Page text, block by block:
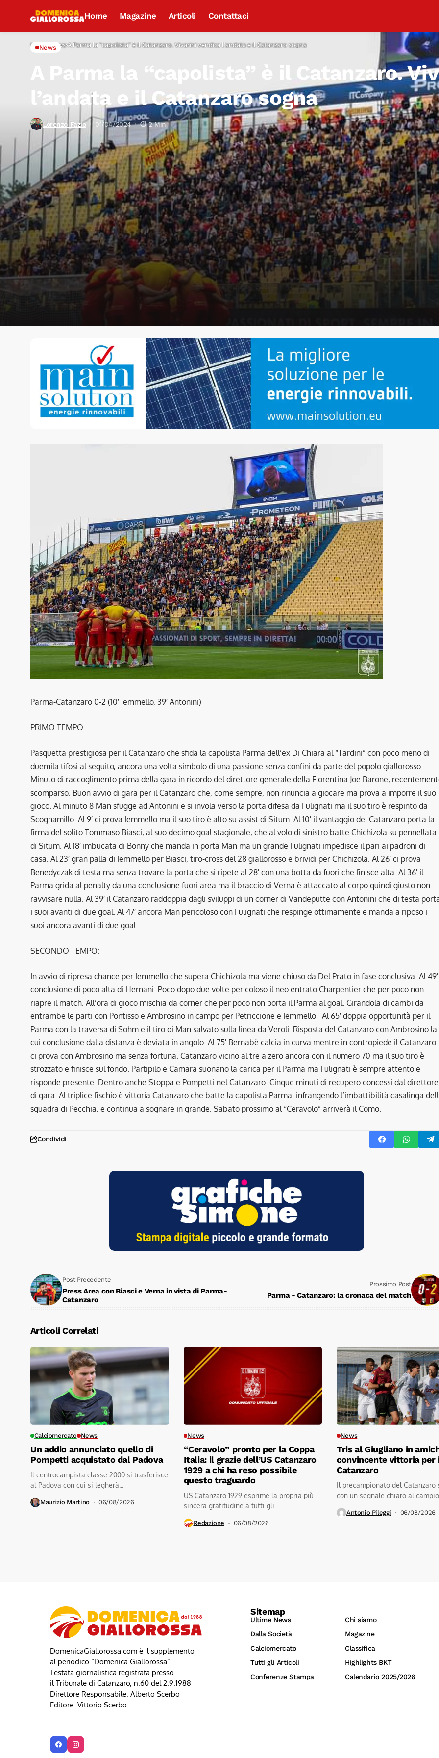
Home Magazine Articoli Contattaci
Home News A Parma la “capolista” è il Catanzaro. Vivarini vendica l’andata e il Catanzaro sogna
News
A Parma la “capolista” è il Catanzaro.
l’andata e il Catanzaro sogna
Lorenzo Fazio 01/04/2024 2 Min
Parma-Catanzaro 0-2 (10′ Iemmello, 39′ Antonini)
PRIMO TEMPO:
Pasquetta prestigiosa per il Catanzaro che sfida la capolista Parma dell’ex Di Chiara al “Tardini” con poco meno di
duemila tifosi al seguito, ancora una volta simbolo di una passione senza confini da parte del popolo giallorosso.
Minuto di raccoglimento prima della gara in ricordo del direttore generale della Fiorentina Joe Barone,
scomparso. Buon avvio di gara per il Catanzaro che, come sempre, non rinuncia a giocare ma prova a imporre il suo
gioco. Al minuto 8 Man sfugge ad Antonini e si invola verso la porta difesa da Fulignati ma il suo tiro è respinto da
Scognamillo. Al 9′ ci prova Iemmello ma il suo tiro è alto su assist di Situm. Al 10′ il vantaggio del Catanzaro porta la
firma del solito Tommaso Biasci, al suo decimo goal stagionale, che al volo di sinistro batte Chichizola su pennellata
di Situm. Al 18′ imbucata di Bonny che manda in porta Man ma un grande Fulignati impedisce il pari ai padroni di
casa. Al 23′ gran palla di Iemmello per Biasci, tiro-cross del 28 giallorosso e brividi per Chichizola. Al 26′ ci prova
Benedyczak di testa ma senza trovare la porta che si ripete al 28′ con una botta da fuori che finisce alta. Al 36′ il
Parma grida al penalty da una conclusione fuori area ma il braccio di Verna è attaccato al corpo quindi giusto non
ravvisare nulla. Al 39′ il Catanzaro raddoppia dagli sviluppi di un corner di Vandeputte con Antonini che di testa
i suoi avanti di due goal. Al 47′ ancora Man pericoloso con Fulignati che respinge ottimamente e manda a riposo i
suoi ancora avanti di due goal.
SECONDO TEMPO:
In avvio di ripresa chance per Iemmello che supera Chichizola ma viene chiuso da Del Prato in fase conclusiva. Al 49′
conclusione di poco alta di Hernani. Poco dopo due volte pericoloso il neo entrato Charpentier che per poco non
riapre il match. All’ora di gioco mischia da corner che per poco non porta il Parma al goal. Girandola di cambi da
entrambe le parti con Pontisso e Ambrosino in campo per Petriccione e Iemmello. Al 65′ doppia opportunità per il
Parma con la traversa di Sohm e il tiro di Man salvato sulla linea da Veroli. Risposta del Catanzaro con Ambrosino la
cui conclusione dalla distanza è deviata in angolo. Al 75′ Bernabè calcia in curva mentre in contropiede il Catanzaro
ci prova con Ambrosino ma senza fortuna. Catanzaro vicino al tre a zero ancora con il numero 70 ma il suo tiro è
strozzato e finisce sul fondo. Partipilo e Camara suonano la carica per il Parma ma Fulignati è sempre attento e
risponde presente. Dentro anche Stoppa e Pompetti nel Catanzaro. Cinque minuti di recupero concessi dal direttore
di gara. Al triplice fischio è vittoria Catanzaro che batte la capolista Parma, infrangendo l’imbattibilità casalinga
squadra di Pecchia, e continua a sognare in grande. Sabato prossimo al “Ceravolo” arriverà il Como.
Condividi
Post Precedente
Press Area con Biasci e Verna in vista di Parma-
Catanzaro
Prossimo Post
Parma - Catanzaro: la cronaca del match
Articoli Correlati
Calciomercato News
Un addio annunciato quello di
Pompetti acquistato dal Padova
Il centrocampista classe 2000 si trasferisce
al Padova con cui si legherà...
Maurizio Martino 06/08/2026
News
“Ceravolo” pronto per la Coppa
Italia: il grazie dell’US Catanzaro
1929 a chi ha reso possibile
questo traguardo
US Catanzaro 1929 esprime la propria più
sincera gratitudine a tutti gli...
Redazione 06/08/2026
News
Tris al Giugliano in
convincente vittoria per
Catanzaro
Il precampionato del Catanzaro
con un segnale chiaro al
Antonio Pileggi 06/08/2026
DomenicaGiallorossa.com è il supplemento
al periodico “Domenica Giallorossa”.
Testata giornalistica registrata presso
il Tribunale di Catanzaro, n.60 del 2.9.1988
Direttore Responsabile: Alberto Scerbo
Editore: Vittorio Scerbo
Sitemap
Ultime News
Chi siamo
Dalla Società
Magazine
Calciomercato
Classifica
Tutti gli Articoli
Highlights BKT
Conferenze Stampa
Calendario 2025/2026